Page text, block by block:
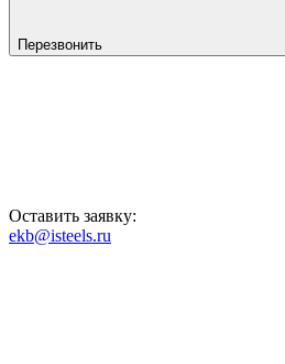
Перезвонить
Оставить заявку:
ekb@isteels.ru